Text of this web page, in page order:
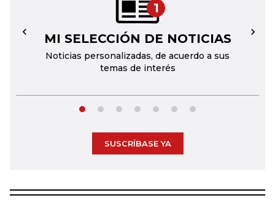
1
MI SELECCIÓN DE NOTICIAS
Noticias personalizadas, de acuerdo a sus
temas de interés
← →
SUSCRÍBASE YA